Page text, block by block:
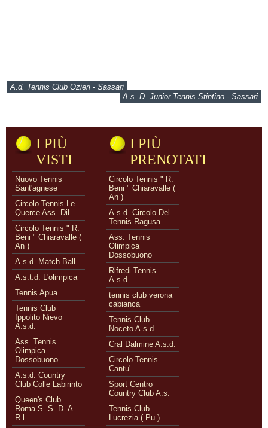
A.d. Tennis Club Ozieri - Sassari
A.s. D. Junior Tennis Stintino - Sassari
I PIÙ
VISTI
Nuovo Tennis
Sant'agnese
Circolo Tennis Le
Querce Ass. Dil.
Circolo Tennis " R.
Beni " Chiaravalle (
An )
A.s.d. Match Ball
A.s.t.d. L'olimpica
Tennis Apua
Tennis Club
Ippolito Nievo
A.s.d.
Ass. Tennis
Olimpica
Dossobuono
A.s.d. Country
Club Colle Labirinto
Queen's Club
Roma S. S. D. A
R.l.
I PIÙ
PRENOTATI
Circolo Tennis " R.
Beni " Chiaravalle (
An )
A.s.d. Circolo Del
Tennis Ragusa
Ass. Tennis
Olimpica
Dossobuono
Rifredi Tennis
A.s.d.
tennis club verona
cabianca
Tennis Club
Noceto A.s.d.
Cral Dalmine A.s.d.
Circolo Tennis
Cantu'
Sport Centro
Country Club A.s.
Tennis Club
Lucrezia ( Pu )